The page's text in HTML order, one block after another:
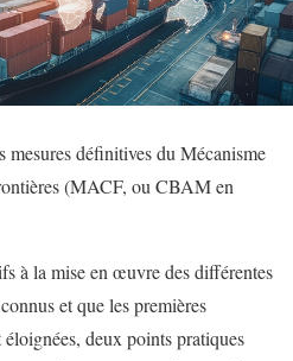
définitives du Mécanisme
(MACF, ou CBAM en
à la mise en œuvre des différentes
et que les premières
éloignées, deux points pratiques